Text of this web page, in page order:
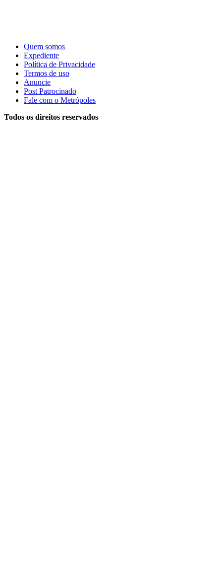
Quem somos
Expediente
Política de Privacidade
Termos de uso
Anuncie
Post Patrocinado
Fale com o Metrópoles
Todos os direitos reservados